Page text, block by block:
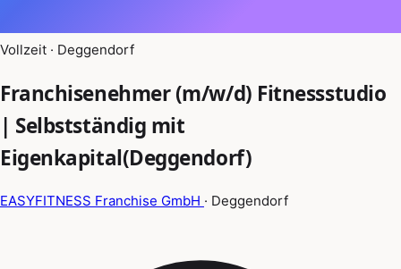
Vollzeit · Deggendorf
Franchisenehmer (m/w/d) Fitnessstudio
| Selbstständig mit
Eigenkapital(Deggendorf)
EASYFITNESS Franchise GmbH · Deggendorf